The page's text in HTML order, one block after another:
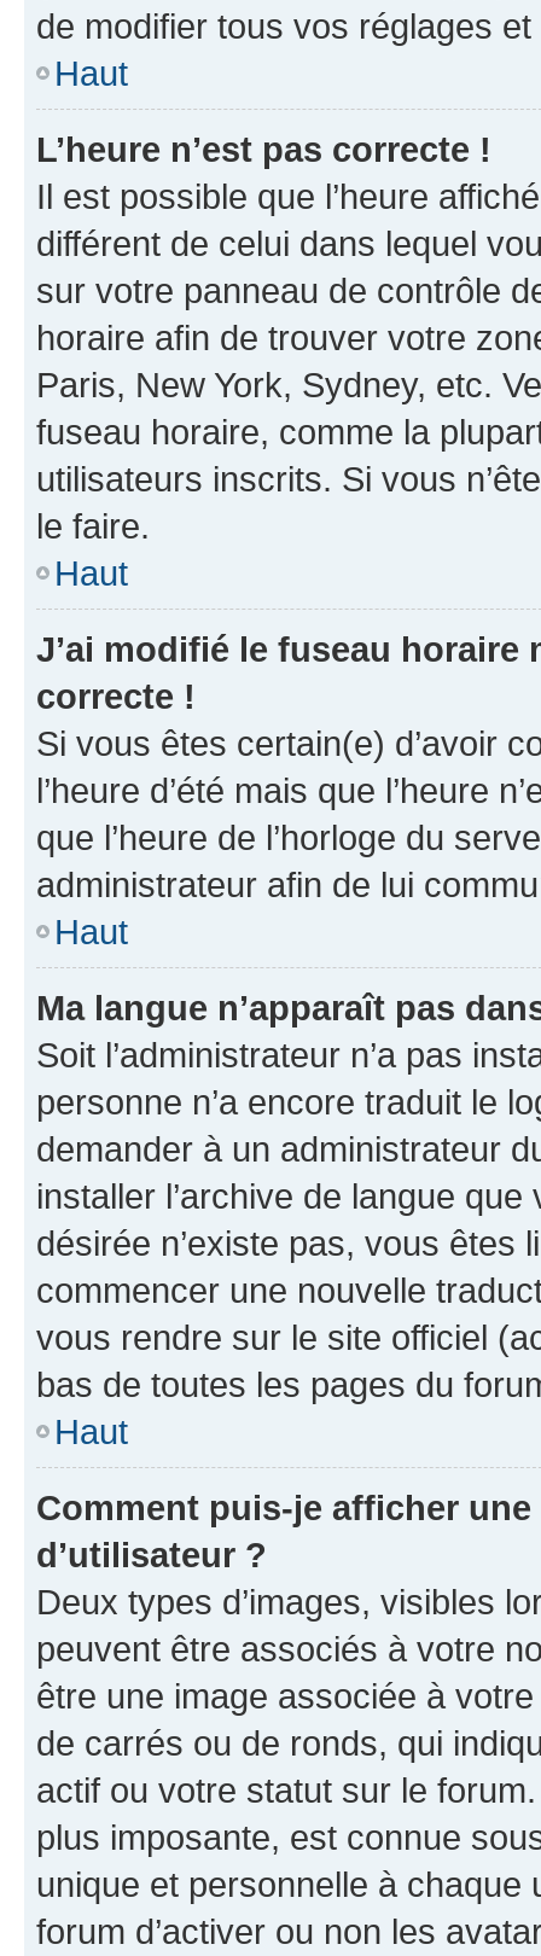
de modifier tous vos réglages
Haut
L’heure n’est pas correcte !
Il est possible que l’heure
différent de celui dans lequel
sur votre panneau de contrôle
horaire afin de trouver votre
Paris, New York, Sydney, etc.
fuseau horaire, comme la
utilisateurs inscrits. Si vous
le faire.
Haut
J’ai modifié le fuseau horaire
correcte !
Si vous êtes certain(e) d’avoir
l’heure d’été mais que l’heure
que l’heure de l’horloge du
administrateur afin de lui
Haut
Ma langue n’apparaît pas
Soit l’administrateur n’a pas
personne n’a encore traduit le
demander à un administrateur
installer l’archive de langue
désirée n’existe pas, vous êtes
commencer une nouvelle
vous rendre sur le site officiel
bas de toutes les pages du
Haut
Comment puis-je afficher
d’utilisateur ?
Deux types d’images, visibles
peuvent être associés à votre
être une image associée à
de carrés ou de ronds, qui
actif ou votre statut sur le
plus imposante, est connue
unique et personnelle à chaque
forum d’activer ou non les